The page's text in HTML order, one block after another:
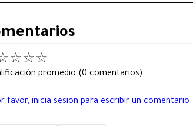
☆☆☆
promedio (0 comentarios)
favor, inicia sesión para escribir un comentario.